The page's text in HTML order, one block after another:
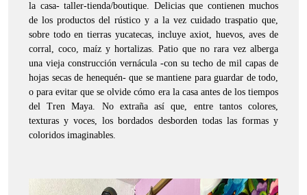
la casa- taller-tienda/boutique. Delicias que contienen muchos
de los productos del rústico y a la vez cuidado traspatio que,
sobre todo en tierras yucatecas, incluye axiot, huevos, aves de
corral, coco, maíz y hortalizas. Patio que no rara vez alberga
una vieja construcción vernácula -con su techo de mil capas de
hojas secas de henequén- que se mantiene para guardar de todo,
o para evitar que se olvide cómo era la casa antes de los tiempos
del Tren Maya. No extraña así que, entre tantos colores,
texturas y voces, los bordados desborden todas las formas y
coloridos imaginables.